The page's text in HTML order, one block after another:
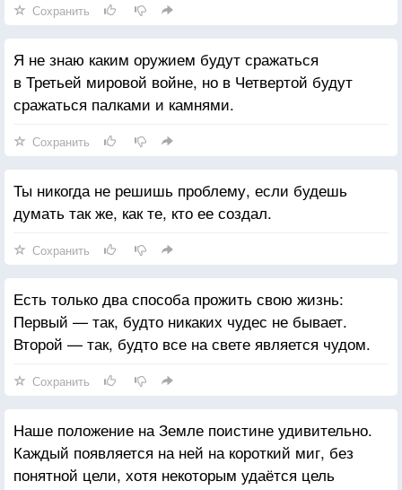
вы можете узнать насколько темным является какое-
либо пространство? Вы измеряете какое количество
света представлено. Не так ли? Темнота это
понятие, которое человек использует чтобы
описать, что происходит при отсутствии света.»
В конце концов, молодой человек спросил
профессора, -
«Сэр, зло существует?» На этот раз неуверенно,
профессор ответил,
«Конечно, как я уже сказал. Мы видим его каждый
день. Жестокость между людьми, множество
преступлений и насилия по всему миру. Эти
примеры являются не чем иным как проявлением
зла.»
На это студент ответил, -
«Зла не существует, сэр, или по крайней мере его
не существует для него самого. Зло это просто
отсутствие Бога. Оно похоже на темноту и холод —
слово, созданное человеком чтобы описать
отсутствие Бога. Бог не создавал зла. Зло это не
вера или любовь, которые существуют как свет
Сохранить
Я не знаю каким оружием будут сражаться
в Третьей мировой войне, но в Четвертой будут
сражаться палками и камнями.
Сохранить
Ты никогда не решишь проблему, если будешь
думать так же, как те, кто ее создал.
Сохранить
Есть только два способа прожить свою жизнь:
Первый — так, будто никаких чудес не бывает.
Второй — так, будто все на свете является чудом.
Сохранить
Наше положение на Земле поистине удивительно.
Каждый появляется на ней на короткий миг, без
понятной цели, хотя некоторым удаётся цель